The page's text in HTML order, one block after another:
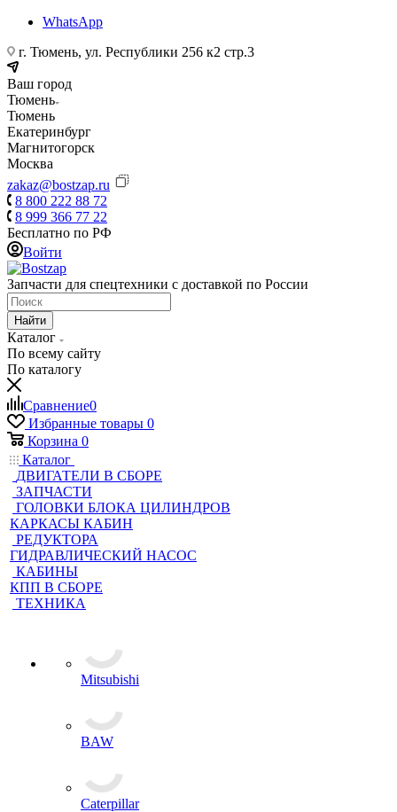
WhatsApp
г. Тюмень, ул. Республики 256 к2 стр.3
Ваш город
Тюмень
Тюмень
Екатеринбург
Магнитогорск
Москва
zakaz@bostzap.ru
8 800 222 88 72
8 999 366 77 22
Бесплатно по РФ
Войти
Запчасти для спецтехники с доставкой по России
Найти
Каталог
По всему сайту
По каталогу
Сравнение0
Избранные товары 0
Корзина 0
Каталог
ДВИГАТЕЛИ В СБОРЕ
ЗАПЧАСТИ
ГОЛОВКИ БЛОКА ЦИЛИНДРОВ
КАРКАСЫ КАБИН
РЕДУКТОРА
ГИДРАВЛИЧЕСКИЙ НАСОС
КАБИНЫ
КПП В СБОРЕ
ТЕХНИКА
Mitsubishi
BAW
Caterpillar